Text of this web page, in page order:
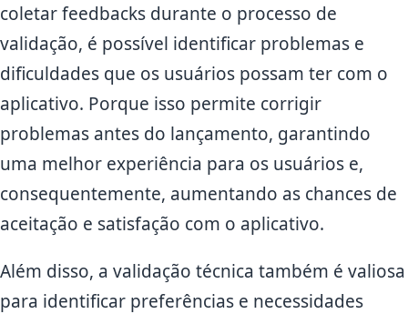
coletar feedbacks durante o processo de
validação, é possível identificar problemas e
dificuldades que os usuários possam ter com o
aplicativo. Porque isso permite corrigir
problemas antes do lançamento, garantindo
uma melhor experiência para os usuários e,
consequentemente, aumentando as chances de
aceitação e satisfação com o aplicativo.
Além disso, a validação técnica também é valiosa
para identificar preferências e necessidades